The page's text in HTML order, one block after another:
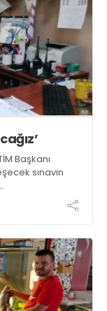
Başkanı
sınavın
genelinde ses